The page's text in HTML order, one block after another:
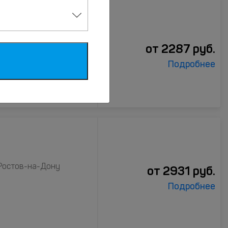
на-Дону от 2287 руб.
Подробнее
на-Дону от 2931 руб.
Подробнее